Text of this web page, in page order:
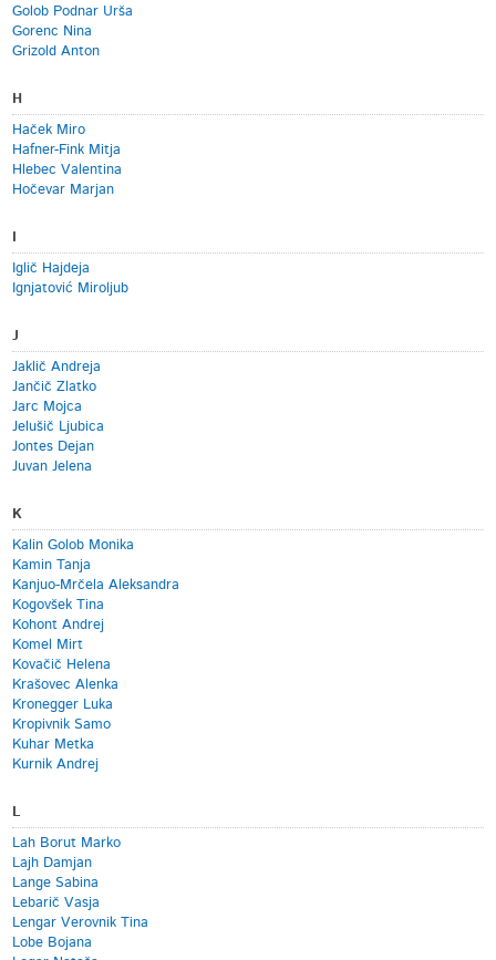
Golob Podnar Urša
Gorenc Nina
Grizold Anton
H
Haček Miro
Hafner-Fink Mitja
Hlebec Valentina
Hočevar Marjan
Iglič Hajdeja
Ignjatović Miroljub
J
Jaklič Andreja
Jančič Zlatko
Jarc Mojca
Jelušič Ljubica
Jontes Dejan
Juvan Jelena
K
Kalin Golob Monika
Kamin Tanja
Kanjuo-Mrčela Aleksandra
Kogovšek Tina
Kohont Andrej
Komel Mirt
Kovačič Helena
Krašovec Alenka
Kronegger Luka
Kropivnik Samo
Kuhar Metka
Kurnik Andrej
L
Lah Borut Marko
Lajh Damjan
Lange Sabina
Lebarič Vasja
Lengar Verovnik Tina
Lobe Bojana